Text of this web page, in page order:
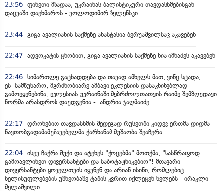
23:56 ფინეთი მზადაა, უკრაინას ბალისტიკური თავდასხმებისგან
დაცვაში დაეხმაროს - ვოლოდიმირ ზელენსკი
23:44 გიგა ავალიანის საქმეზე ანასტასია ბერუაშვილსაც აკავებენ
22:47 ადვოკატის ცნობით, გიგა ავალიანის საქმეზე ნია იმნაძეს აკავებენ
22:46 სიმართლე გაცხადდება და თავად ამხელს მათ, ვინც სცადა,
ეს სამწუხარო, მგრძნობიარე ამბავი ეკლესიის დასაკნინებლად
გამოეყენებინა, ეკლესიას უკრაინაში მებრძოლთათვის რაიმე შემზღუდავი
ნორმა არასდროს დაუდგენია - ანდრია ჯაღმაიძე
22:17 დრონებით თავდასხმის შედეგად რუსეთში კიდევ ერთმა დიდმა
ნავთობგადამამუშავებელმა ქარხანამ მუშაობა შეაჩერა
22:04 ისევ ჩაქრა შუქი და ატეხეს "ქოცებმა" მოთქმა, "სასწრაფოდ
გამოავლინეთ დივერსანტები და საბოტაჟნიკებიო"! მთავარი
დივერსანტები ყოველთვის იყვნენ და არიან ისინი, რომლებიც
ხელისუფლებების უზნეობაზე ტაშის კვრით იქლეცენ ხელებს - ირაკლი
მელაშვილი